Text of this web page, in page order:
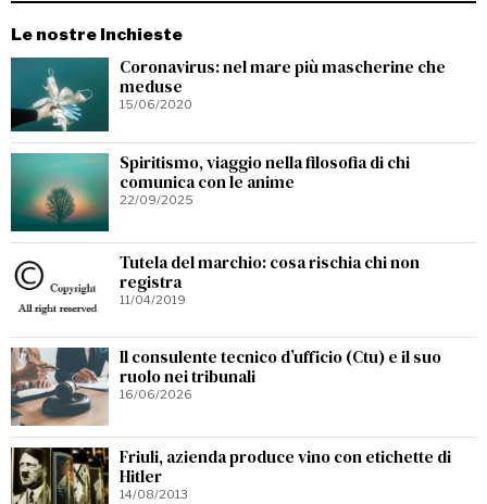
Le nostre Inchieste
Coronavirus: nel mare più mascherine che
meduse
15/06/2020
Spiritismo, viaggio nella filosofia di chi
comunica con le anime
22/09/2025
Tutela del marchio: cosa rischia chi non
registra
11/04/2019
Il consulente tecnico d’ufficio (Ctu) e il suo
ruolo nei tribunali
16/06/2026
Friuli, azienda produce vino con etichette di
Hitler
14/08/2013